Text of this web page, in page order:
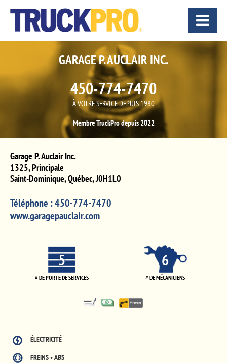
GARAGE P. AUCLAIR INC.
450-774-7470
À VOTRE SERVICE DEPUIS 1980
Membre TruckPro depuis 2022
Garage P. Auclair Inc.
1325, Principale
Saint-Dominique,Québec,J0H1L0
Téléphone :450-774-7470
www.garagepauclair.com
5
# DE PORTE DE SERVICES
6
# DE MÉCANICIENS
ÉLECTRICITÉ
FREINS • ABS